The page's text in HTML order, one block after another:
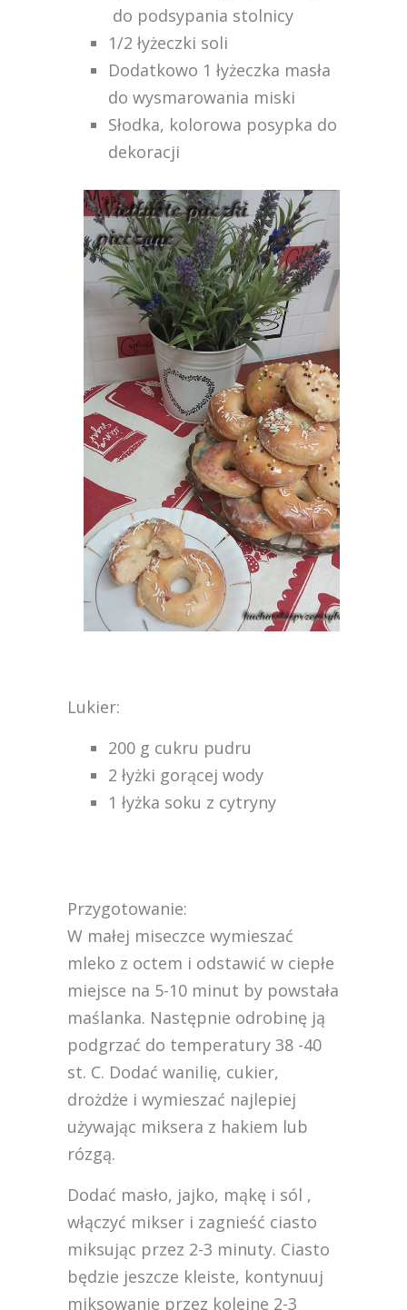
do podsypania stolnicy
1/2 łyżeczki soli
Dodatkowo 1 łyżeczka masła
do wysmarowania miski
Słodka, kolorowa posypka do
dekoracji
Lukier:
200 g cukru pudru
2 łyżki gorącej wody
1 łyżka soku z cytryny
Przygotowanie:
W małej miseczce wymieszać
mleko z octem i odstawić w ciepłe
miejsce na 5-10 minut by powstała
maślanka. Następnie odrobinę ją
podgrzać do temperatury 38 -40
st. C. Dodać wanilię, cukier,
drożdże i wymieszać najlepiej
używając miksera z hakiem lub
rózgą.
Dodać masło, jajko, mąkę i sól ,
włączyć mikser i zagnieść ciasto
miksując przez 2-3 minuty. Ciasto
będzie jeszcze kleiste, kontynuuj
miksowanie przez kolejne 2-3